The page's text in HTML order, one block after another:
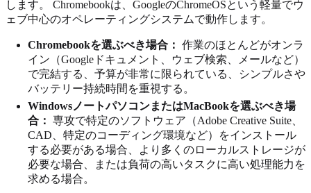
します。 Chromebookは、GoogleのChromeOSという軽量でウ
ェブ中心のオペレーティングシステムで動作します。
Chromebookを選ぶべき場合： 作業のほとんどがオンラ
イン（Googleドキュメント、ウェブ検索、メールなど）
で完結する、予算が非常に限られている、シンプルさや
バッテリー持続時間を重視する。
WindowsノートパソコンまたはMacBookを選ぶべき場
合： 専攻で特定のソフトウェア（Adobe Creative Suite、
CAD、特定のコーディング環境など）をインストール
する必要がある場合、より多くのローカルストレージが
必要な場合、または負荷の高いタスクに高い処理能力を
求める場合。